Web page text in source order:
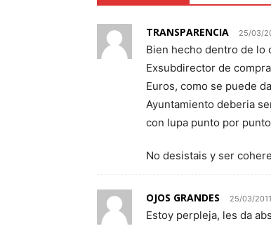
TRANSPARENCIA 25/03/
Bien hecho dentro de lo
Exsubdirector de
Euros, como se puede
Ayuntamiento deberia
con lupa punto por
No desistais y ser
OJOS GRANDES 25/03/
Estoy perpleja, les da